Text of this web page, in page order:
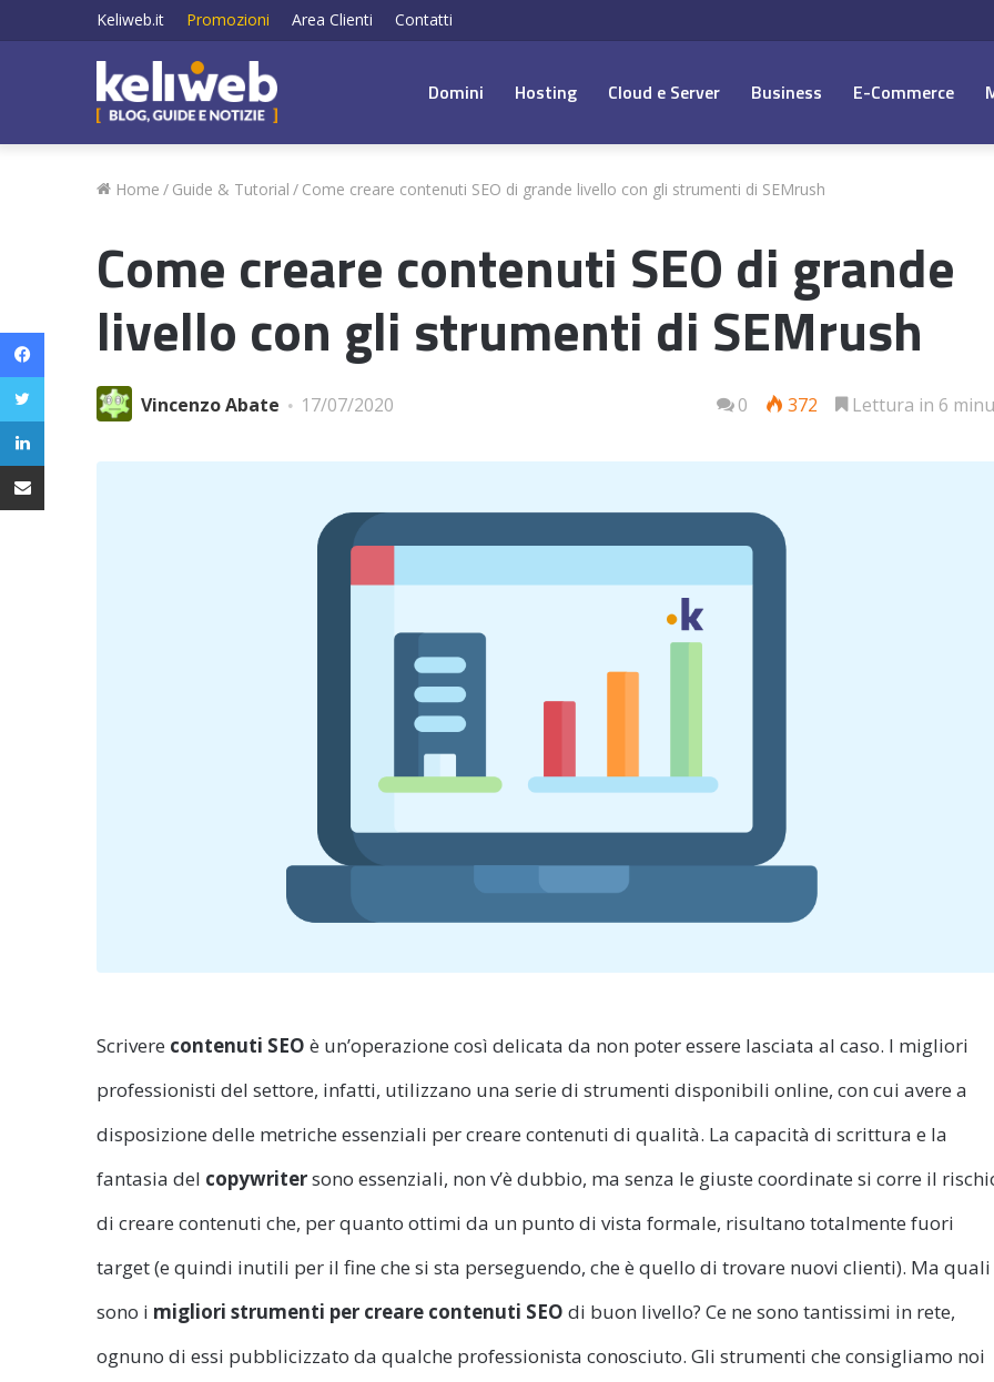
Keliweb.it Promozioni Area Clienti Contatti
Domini Hosting Cloud e Server Business E-Commerce
Home / Guide & Tutorial / Come creare contenuti SEO di grande livello con gli strumenti di SEMrush
Come creare contenuti SEO di grande
livello con gli strumenti di SEMrush
Vincenzo Abate 17/07/2020 0 372 Lettura in 6
Scrivere contenuti SEO è un’operazione così delicata da non poter essere lasciata al caso. I migliori
professionisti del settore, infatti, utilizzano una serie di strumenti disponibili online, con cui avere a
disposizione delle metriche essenziali per creare contenuti di qualità. La capacità di scrittura e la
fantasia del copywritersono essenziali, non v’è dubbio, ma senza le giuste coordinate si corre il
di creare contenuti che, per quanto ottimi da un punto di vista formale, risultano totalmente fuori
target (e quindi inutili per il fine che si sta perseguendo, che è quello di trovare nuovi clienti). Ma quali
sono i migliori strumenti per creare contenuti SEO di buon livello? Ce ne sono tantissimi in rete,
ognuno di essi pubblicizzato da qualche professionista conosciuto. Gli strumenti che consigliamo noi
Facebook
Twitter
LinkedIn
Condividi via email